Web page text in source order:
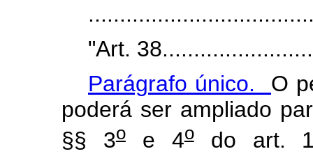
"Art.
Parágrafo único. O
poderá ser ampliado
§§ 3oe 4odo art.